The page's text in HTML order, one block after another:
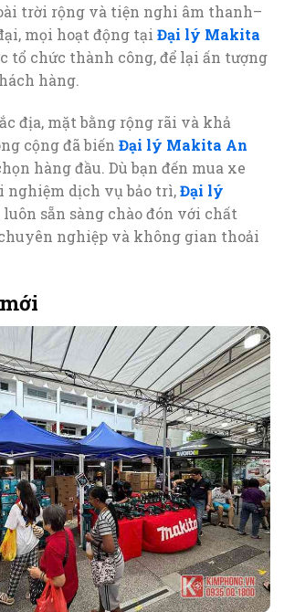
trời rộng và tiện nghi âm thanh–
mọi hoạt động tại Đại lý Makita
tổ chức thành công, để lại ấn tượng
hàng.
địa, mặt bằng rộng rãi và khả
cộng đã biến Đại lý Makita An
hàng đầu. Dù bạn đến mua xe
nghiệm dịch vụ bảo trì,Đại lý
luôn sẵn sàng chào đón với chất
nghiệp và không gian thoải